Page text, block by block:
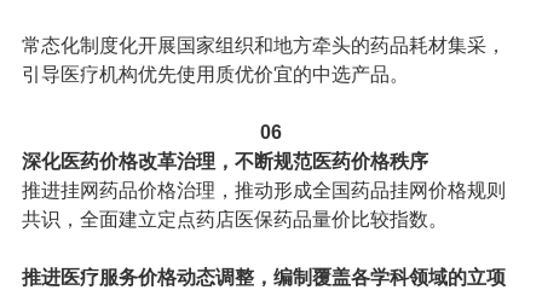
常态化制度化开展国家组织和地方牵头的药品耗材集采，
引导医疗机构优先使用质优价宜的中选产品。
06
深化医药价格改革治理，不断规范医药价格秩序
推进挂网药品价格治理，推动形成全国药品挂网价格规则
共识，全面建立定点药店医保药品量价比较指数。
推进医疗服务价格动态调整，编制覆盖各学科领域的立项